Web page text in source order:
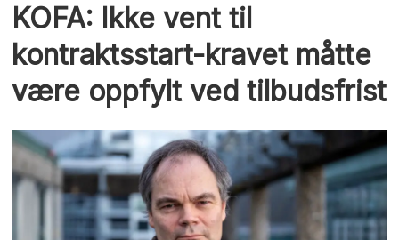
KOFA: Ikke vent til
kontraktsstart-kravet måtte
være oppfylt ved tilbudsfrist